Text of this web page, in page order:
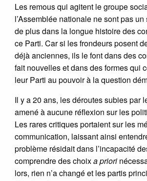
Les remous qui agitent le groupe
l’Assemblée nationale ne sont pas
de plus dans la longue histoire des
ce Parti. Car si les frondeurs posent
déjà anciennes, ils le font dans des
fait nouvelles et dans des formes qui
leur Parti au pouvoir à la question
Il y a 20 ans, les déroutes subies par
amené à aucune réflexion sur les
Les rares critiques portaient sur les
communication, laissant ainsi
problème résidait dans l’incapacité
comprendre des choixa priori
lors, rien n’a changé et les partis